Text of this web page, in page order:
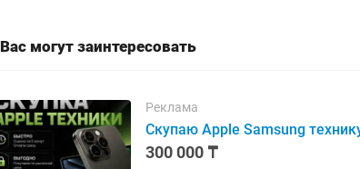
Вас могут заинтересовать
Реклама
Скупаю Apple Samsung
300 000 ₸